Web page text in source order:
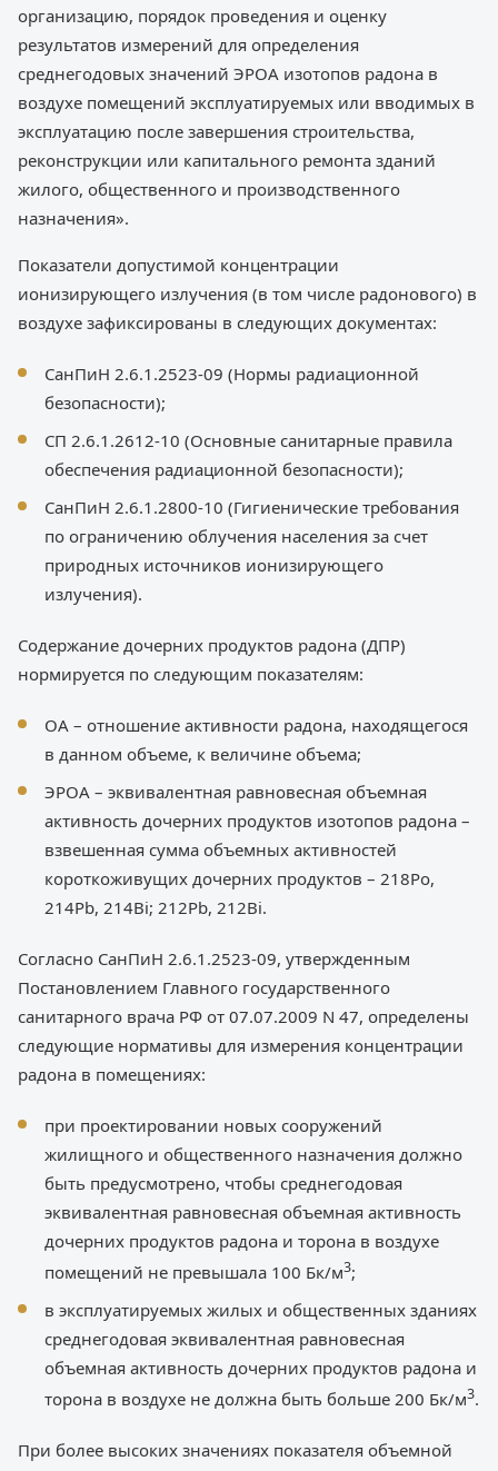
организацию, порядок проведения и оценку
результатов измерений для определения
среднегодовых значений ЭРОА изотопов радона в
воздухе помещений эксплуатируемых или вводимых в
эксплуатацию после завершения строительства,
реконструкции или капитального ремонта зданий
жилого, общественного и производственного
назначения».
Показатели допустимой концентрации
ионизирующего излучения (в том числе радонового) в
воздухе зафиксированы в следующих документах:
СанПиН 2.6.1.2523-09 (Нормы радиационной
безопасности);
СП 2.6.1.2612-10 (Основные санитарные правила
обеспечения радиационной безопасности);
СанПиН 2.6.1.2800-10 (Гигиенические требования
по ограничению облучения населения за счет
природных источников ионизирующего
излучения).
Содержание дочерних продуктов радона (ДПР)
нормируется по следующим показателям:
ОА – отношение активности радона, находящегося
в данном объеме, к величине объема;
ЭРОА – эквивалентная равновесная объемная
активность дочерних продуктов изотопов радона –
взвешенная сумма объемных активностей
короткоживущих дочерних продуктов – 218Po,
214Pb, 214Bi; 212Pb, 212Bi.
Согласно СанПиН 2.6.1.2523-09, утвержденным
Постановлением Главного государственного
санитарного врача РФ от 07.07.2009 N 47, определены
следующие нормативы для измерения концентрации
радона в помещениях:
при проектировании новых сооружений
жилищного и общественного назначения должно
быть предусмотрено, чтобы среднегодовая
эквивалентная равновесная объемная активность
дочерних продуктов радона и торона в воздухе
помещений не превышала 100 Бк/м3;
в эксплуатируемых жилых и общественных зданиях
среднегодовая эквивалентная равновесная
объемная активность дочерних продуктов радона и
торона в воздухе не должна быть больше 200 Бк/м3.
При более высоких значениях показателя объемной